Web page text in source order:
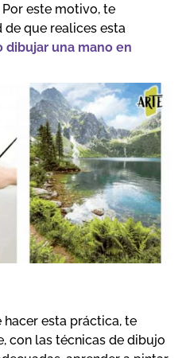
este motivo, te
que realices esta
dibujar una mano en
hacer esta práctica, te
con las técnicas de dibujo